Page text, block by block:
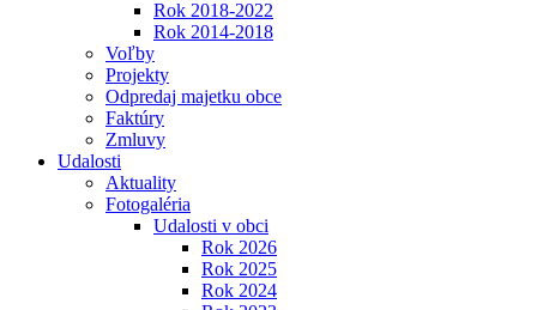
Rok 2018-2022
Rok 2014-2018
Voľby
Projekty
Odpredaj majetku obce
Faktúry
Zmluvy
Udalosti
Aktuality
Fotogaléria
Udalosti v obci
Rok 2026
Rok 2025
Rok 2024